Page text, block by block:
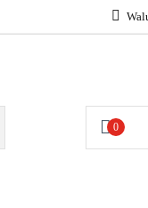
0
KONTAKT